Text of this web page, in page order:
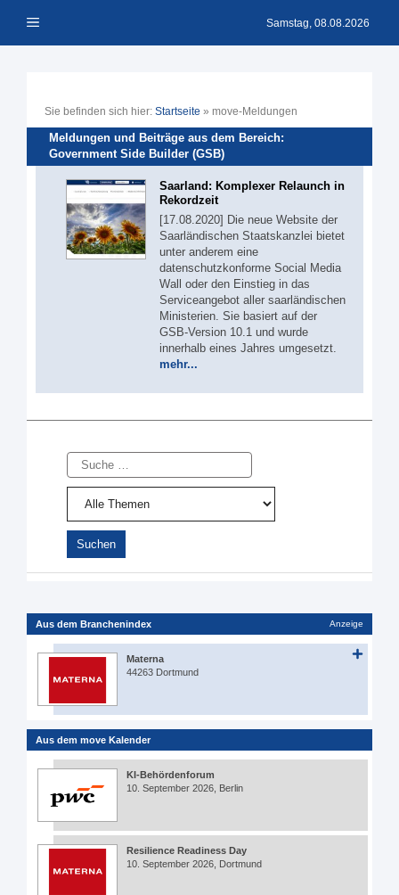
Inhalt Menü Samstag, 08.08.2026
Sie befinden sich hier: Startseite » move-Meldungen
Meldungen und Beiträge aus dem Bereich:
Government Side Builder (GSB)
Saarland: Komplexer Relaunch in
Rekordzeit
[17.08.2020] Die neue Website der
Saarländischen Staatskanzlei bietet
unter anderem eine
datenschutzkonforme Social Media
Wall oder den Einstieg in das
Serviceangebot aller saarländischen
Ministerien. Sie basiert auf der
GSB-Version 10.1 und wurde
innerhalb eines Jahres umgesetzt.
mehr...
Suche
Aus dem Branchenindex Anzeige
Materna
44263 Dortmund
Aus dem move Kalender
KI-Behördenforum
10. September 2026, Berlin
Resilience Readiness Day
10. September 2026, Dortmund